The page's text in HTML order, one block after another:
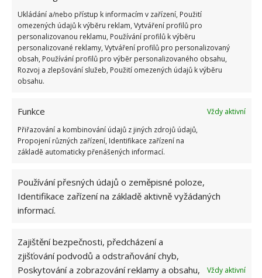
Ukládání a/nebo přístup k informacím v zařízení, Použití
omezených údajů k výběru reklam, Vytváření profilů pro
personalizovanou reklamu, Používání profilů k výběru
personalizované reklamy, Vytváření profilů pro personalizovaný
obsah, Používání profilů pro výběr personalizovaného obsahu,
Rozvoj a zlepšování služeb, Použití omezených údajů k výběru
obsahu.
Funkce
Vždy aktivní
Přiřazování a kombinování údajů z jiných zdrojů údajů,
Propojení různých zařízení, Identifikace zařízení na
základě automaticky přenášených informací.
Používání přesných údajů o zeměpisné poloze,
Identifikace zařízení na základě aktivně vyžádaných
informací.
Zajištění bezpečnosti, předcházení a
zjišťování podvodů a odstraňování chyb,
Poskytování a zobrazování reklamy a obsahu,
Vždy aktivní
teplotou. Prádlo by také nemělo v pračce zůstávat
příliš dlouho – po ochlazení zvyšuje vlhkost uvnitř
bubnu.
Zdroj: Goodhousekeeping